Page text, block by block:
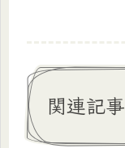
関連記事